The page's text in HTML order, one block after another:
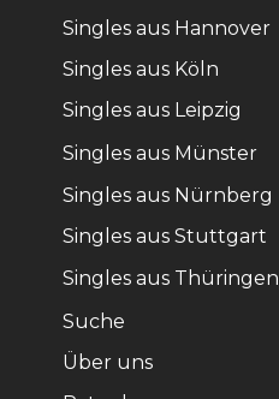
Singles aus Hannover
Singles aus Köln
Singles aus Leipzig
Singles aus Münster
Singles aus Nürnberg
Singles aus Stuttgart
Singles aus Thüringen
Suche
Über uns